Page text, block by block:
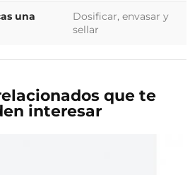
una
Dosificar, envasar y
sellar
que te
interesar